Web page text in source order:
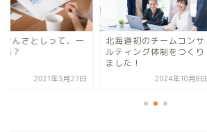
せんさとしって、一
？
2021年3月27日
北海道初のチームコンサ
ルティング体制をつくり
ました！
2024年10月8日